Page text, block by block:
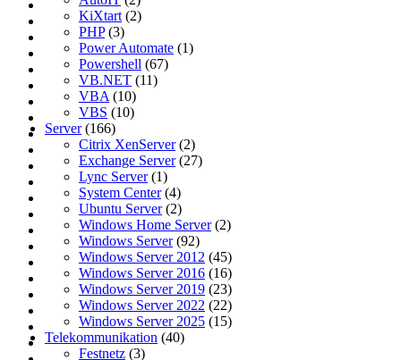
KiXtart (2)
PHP(3)
Power Automate (1)
Powershell (67)
VB.NET (11)
VBA (10)
VBS (10)
Server(166)
Citrix XenServer(2)
Exchange Server(27)
Lync Server(1)
System Center(4)
Ubuntu Server(2)
Windows Home Server(2)
Windows Server(92)
Windows Server 2012 (45)
Windows Server 2016 (16)
Windows Server 2019 (23)
Windows Server 2022 (22)
Windows Server 2025 (15)
Telekommunikation (40)
Festnetz (3)